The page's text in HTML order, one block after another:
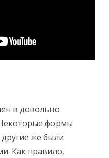
в довольно
формы
же были
Как правило,